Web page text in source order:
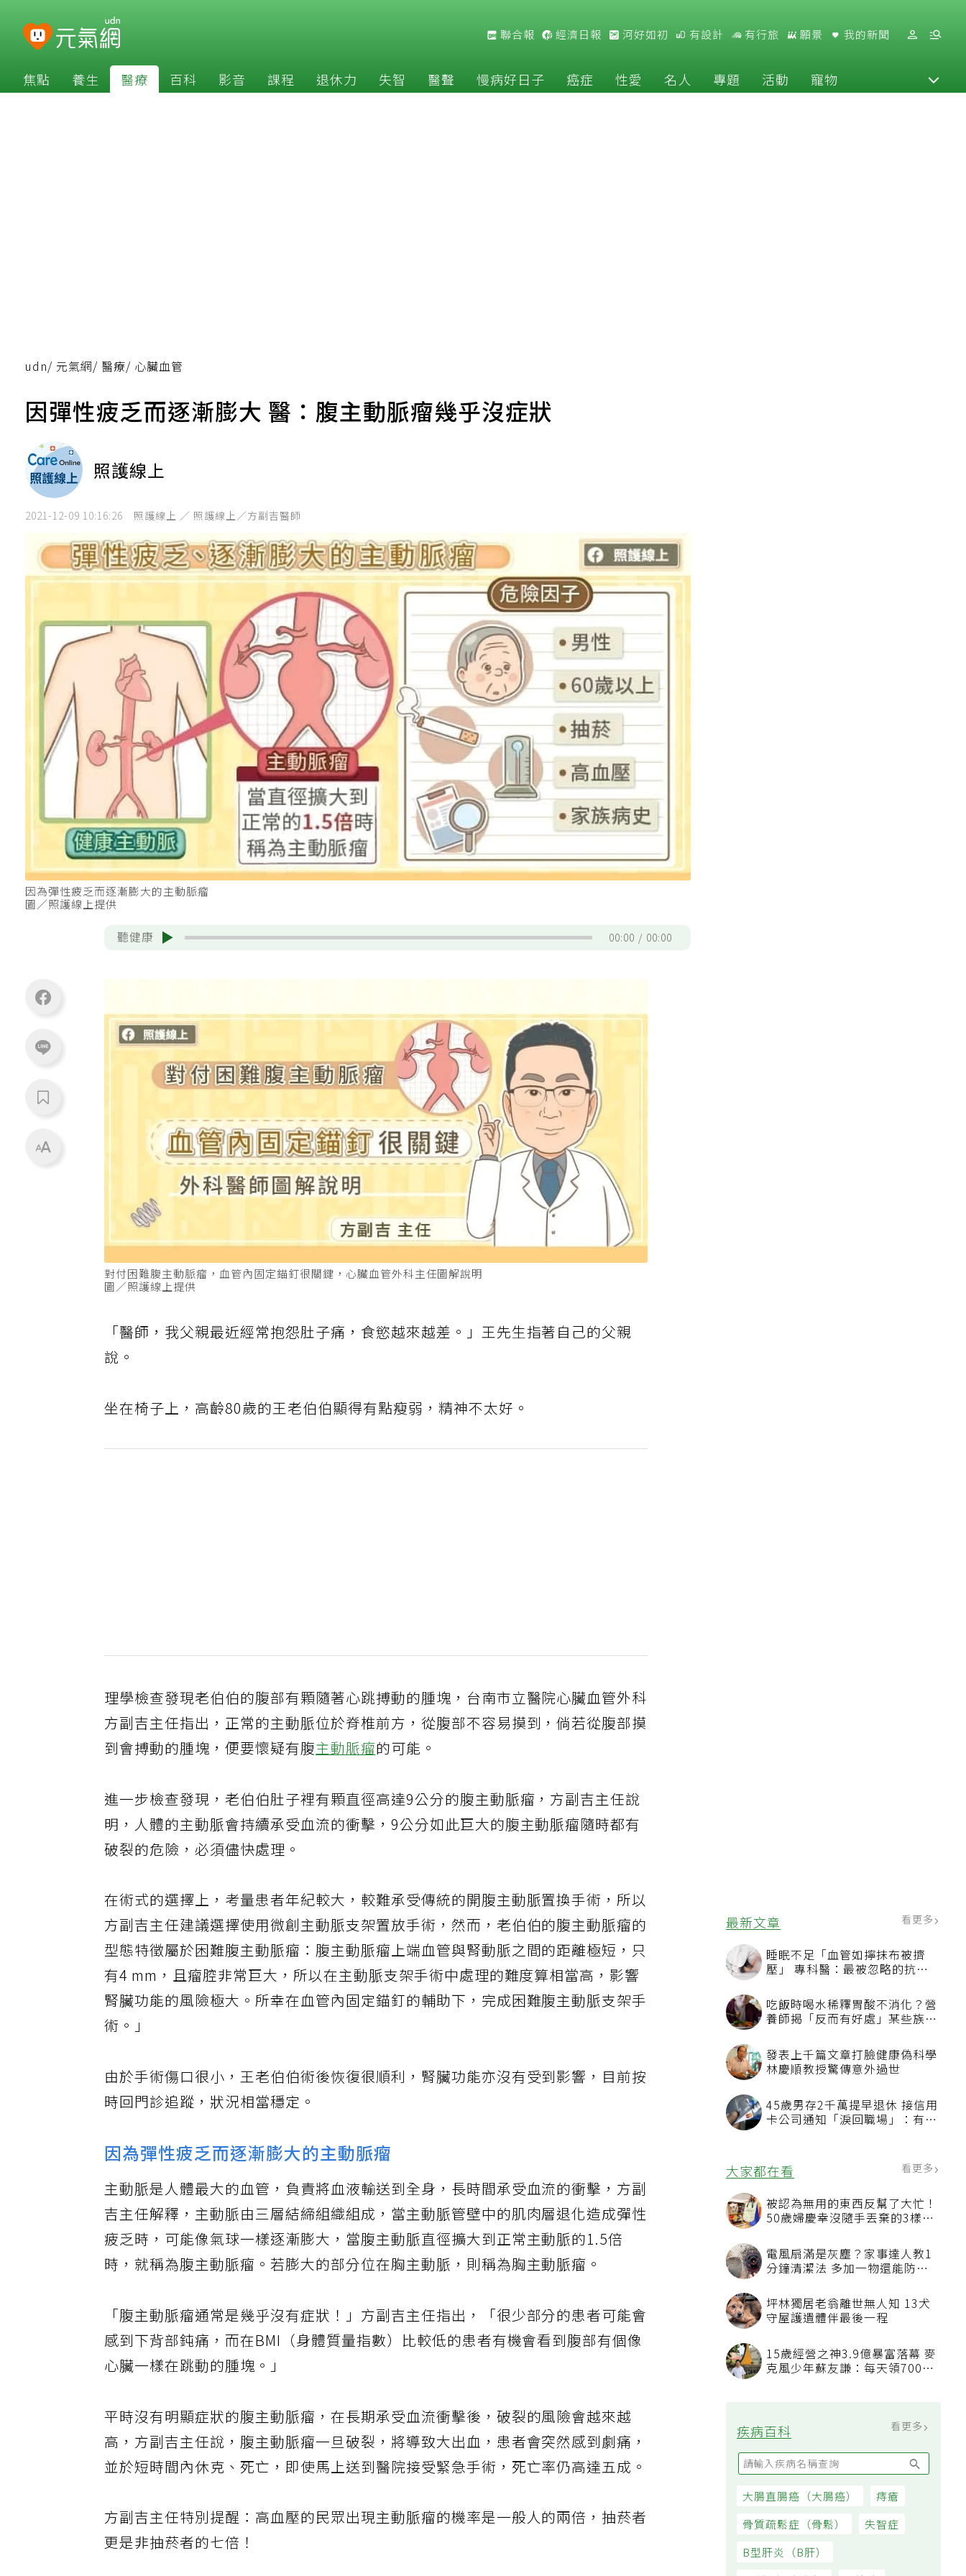
聯合報 經濟日報 河好如初 有設計 有行旅 願景 我的新聞
焦點 養生 醫療 百科 影音 課程 退休力 失智 醫聲 慢病好日子 癌症 性愛 名人 專題 活動 寵物
最新文章 看更多
睡眠不足「血管如擰抹布被擠
壓」 專科醫：最被忽略的抗老
吃飯時喝水稀釋胃酸不消化？營
養師揭「反而有好處」某些族群
發表上千篇文章打臉健康偽科學
林慶順教授驚傳意外過世
45歲男存2千萬提早退休 接信用
卡公司通知「淚回職場」：有錢
大家都在看
被認為無用的東西反幫了大忙！
50歲婦慶幸沒隨手丟棄的3樣物
電風扇滿是灰塵？家事達人教1
汙附著
坪林獨居老翁離世無人知 13犬
15歲經營之神3.9億暴富落幕 麥
疾病百科
udn/ 元氣網/ 醫療/ 心臟血管
因彈性疲乏而逐漸膨大 醫：腹主動脈瘤幾乎沒症狀
照護線上
2021-12-09 10:16:26 照護線上 ／ 照護線上／方副吉醫師
因為彈性疲乏而逐漸膨大的主動脈瘤
圖／照護線上提供
聽健康 00:00 00:00
對付困難腹主動脈瘤，血管內固定錨釘很關鍵，心臟血管外科主任圖解說明
圖／照護線上提供
「醫師，我父親最近經常抱怨肚子痛，食慾越來越差。」王先生指著自己的父親
說。
坐在椅子上，高齡80歲的王老伯伯顯得有點瘦弱，精神不太好。
理學檢查發現老伯伯的腹部有顆隨著心跳搏動的腫塊，台南市立醫院心臟血管外科
方副吉主任指出，正常的主動脈位於脊椎前方，從腹部不容易摸到，倘若從腹部摸
到會搏動的腫塊，便要懷疑有腹主動脈瘤的可能。
進一步檢查發現，老伯伯肚子裡有顆直徑高達9公分的腹主動脈瘤，方副吉主任說
明，人體的主動脈會持續承受血流的衝擊，9公分如此巨大的腹主動脈瘤隨時都有
破裂的危險，必須儘快處理。
在術式的選擇上，考量患者年紀較大，較難承受傳統的開腹主動脈置換手術，所以
方副吉主任建議選擇使用微創主動脈支架置放手術，然而，老伯伯的腹主動脈瘤的
型態特徵屬於困難腹主動脈瘤：腹主動脈瘤上端血管與腎動脈之間的距離極短，只
有4 mm，且瘤腔非常巨大，所以在主動脈支架手術中處理的難度算相當高，影響
腎臟功能的風險極大。所幸在血管內固定錨釘的輔助下，完成困難腹主動脈支架手
術。」
由於手術傷口很小，王老伯伯術後恢復很順利，腎臟功能亦沒有受到影響，目前按
時回門診追蹤，狀況相當穩定。
因為彈性疲乏而逐漸膨大的主動脈瘤
主動脈是人體最大的血管，負責將血液輸送到全身，長時間承受血流的衝擊，方副
吉主任解釋，主動脈由三層結締組織組成，當主動脈管壁中的肌肉層退化造成彈性
疲乏時，可能像氣球一樣逐漸膨大，當腹主動脈直徑擴大到正常主動脈的1.5倍
時，就稱為腹主動脈瘤。若膨大的部分位在胸主動脈，則稱為胸主動脈瘤。
「腹主動脈瘤通常是幾乎沒有症狀！」方副吉主任指出，「很少部分的患者可能會
感到下背部鈍痛，而在BMI（身體質量指數）比較低的患者有機會看到腹部有個像
心臟一樣在跳動的腫塊。」
平時沒有明顯症狀的腹主動脈瘤，在長期承受血流衝擊後，破裂的風險會越來越
高，方副吉主任說，腹主動脈瘤一旦破裂，將導致大出血，患者會突然感到劇痛，
並於短時間內休克、死亡，即使馬上送到醫院接受緊急手術，死亡率仍高達五成。
方副吉主任特別提醒：高血壓的民眾出現主動脈瘤的機率是一般人的兩倍，抽菸者
更是非抽菸者的七倍！